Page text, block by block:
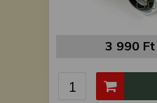
3 990 Ft
módszerrel
adatokat és
is
kattintva
és a partnereink a
adatkezelést